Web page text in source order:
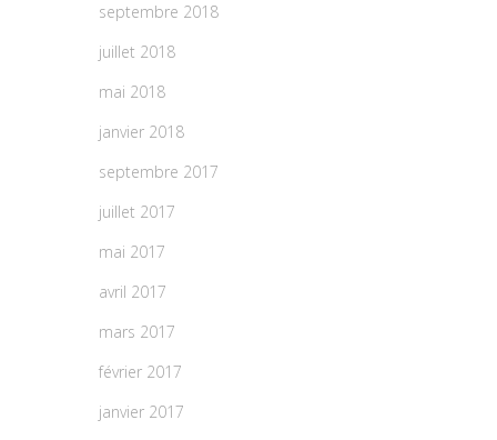
septembre 2018
juillet 2018
mai 2018
janvier 2018
septembre 2017
juillet 2017
mai 2017
avril 2017
mars 2017
février 2017
janvier 2017